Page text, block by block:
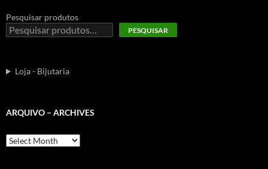
Pesquisar produtos
PESQUISAR
Loja - Bijutaria
ARQUIVO – ARCHIVES
Arquivo
–